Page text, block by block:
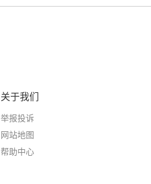
关于我们
举报投诉
网站地图
帮助中心